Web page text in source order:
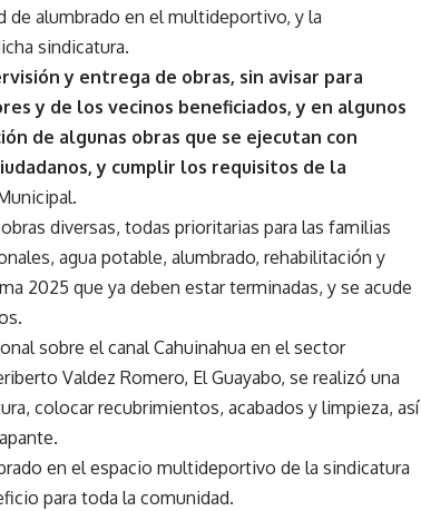
de alumbrado en el multideportivo, y la
sindicatura.
y entrega de obras, sin avisar para
y de los vecinos beneficiados, y en algunos
de algunas obras que se ejecutan con
y cumplir los requisitos de la
diversas, todas prioritarias para las familias
agua potable, alumbrado, rehabilitación y
2025 que ya deben estar terminadas, y se acude
sobre el canal Cahuinahua en el sector
Valdez Romero, El Guayabo, se realizó una
colocar recubrimientos, acabados y limpieza, así
en el espacio multideportivo de la sindicatura
para toda la comunidad.